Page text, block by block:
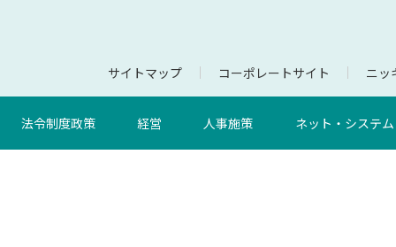
サイトマップ コーポレートサイト ニッ
法令制度政策 経営 人事施策 ネット・システム